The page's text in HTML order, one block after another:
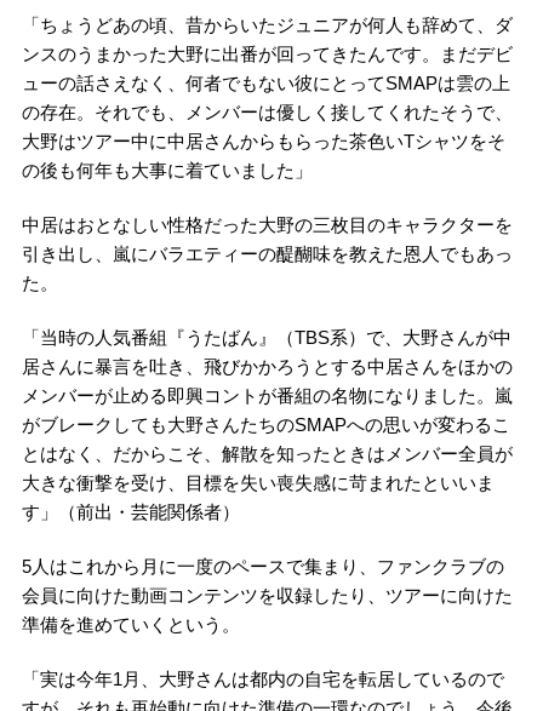
「ちょうどあの頃、昔からいたジュニアが何人も辞めて、ダ
ンスのうまかった大野に出番が回ってきたんです。まだデビ
ューの話さえなく、何者でもない彼にとってSMAPは雲の上
の存在。それでも、メンバーは優しく接してくれたそうで、
大野はツアー中に中居さんからもらった茶色いTシャツをそ
の後も何年も大事に着ていました」
中居はおとなしい性格だった大野の三枚目のキャラクターを
引き出し、嵐にバラエティーの醍醐味を教えた恩人でもあっ
た。
「当時の人気番組『うたばん』（TBS系）で、大野さんが中
居さんに暴言を吐き、飛びかかろうとする中居さんをほかの
メンバーが止める即興コントが番組の名物になりました。嵐
がブレークしても大野さんたちのSMAPへの思いが変わるこ
とはなく、だからこそ、解散を知ったときはメンバー全員が
大きな衝撃を受け、目標を失い喪失感に苛まれたといいま
す」（前出・芸能関係者）
5人はこれから月に一度のペースで集まり、ファンクラブの
会員に向けた動画コンテンツを収録したり、ツアーに向けた
準備を進めていくという。
「実は今年1月、大野さんは都内の自宅を転居しているので